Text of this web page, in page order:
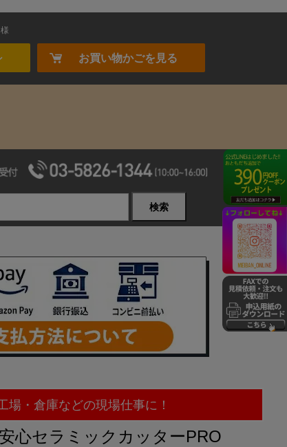
様
お買い物かごを見る
検索
場・倉庫などの現場仕事に！
安心セラミックカッターPRO